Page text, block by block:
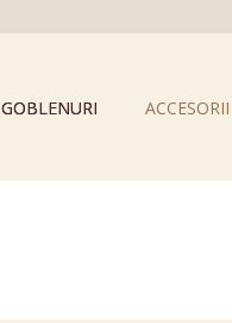
GOBLENURI ACCESORII